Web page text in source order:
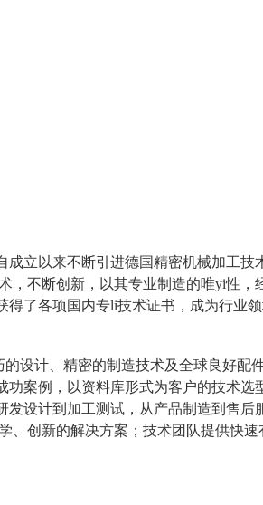
立以来不断引进德国精密机械加工技
，不断创新，以其专业制造的唯yi性，
了各项国内专li技术证书，成为行业领
设计、精密的制造技术及全球良好配件
案例，以资料库形式为客户的技术选
设计到加工测试，从产品制造到售后
、创新的解决方案；技术团队提供快